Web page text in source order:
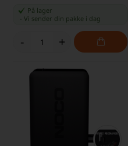
På lager
-Vi sender din pakke i dag
- +